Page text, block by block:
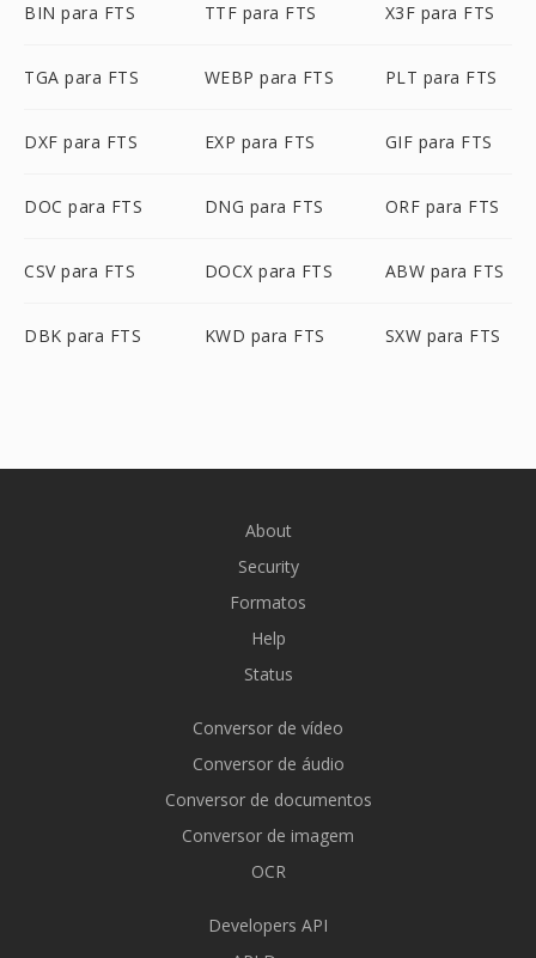
BIN para FTS TTF para FTS X3F para FTS
TGA para FTS WEBP para FTS PLT para FTS
DXF para FTS EXP para FTS GIF para FTS
DOC para FTS DNG para FTS ORF para FTS
CSV para FTS DOCX para FTS ABW para FTS
DBK para FTS KWD para FTS SXW para FTS
About
Security
Formatos
Help
Status
Conversor de vídeo
Conversor de áudio
Conversor de documentos
Conversor de imagem
OCR
Developers API